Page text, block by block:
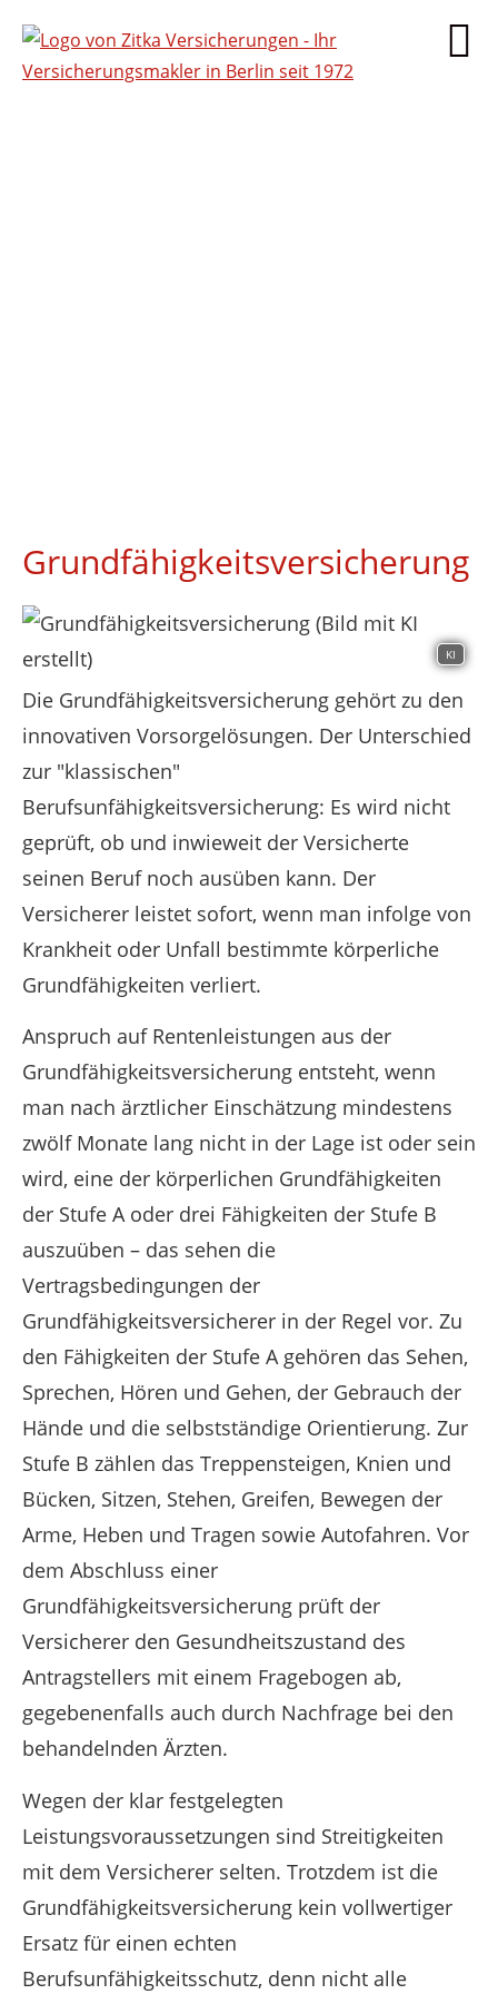
Grundfähigkeitsversicherung
KI
Die Grundfähigkeitsversicherung gehört zu den
innovativen Vorsorgelösungen. Der Unterschied
zur "klassischen"
Berufsunfähigkeitsversicherung: Es wird nicht
geprüft, ob und inwieweit der Versicherte
seinen Beruf noch ausüben kann. Der
Versicherer leistet sofort, wenn man infolge von
Krankheit oder Unfall bestimmte körperliche
Grundfähigkeiten verliert.
Anspruch auf Rentenleistungen aus der
Grundfähigkeitsversicherung entsteht, wenn
man nach ärztlicher Einschätzung mindestens
zwölf Monate lang nicht in der Lage ist oder sein
wird, eine der körperlichen Grundfähigkeiten
der Stufe A oder drei Fähigkeiten der Stufe B
auszuüben – das sehen die
Vertragsbedingungen der
Grundfähigkeitsversicherer in der Regel vor. Zu
den Fähigkeiten der Stufe A gehören das Sehen,
Sprechen, Hören und Gehen, der Gebrauch der
Hände und die selbstständige Orientierung. Zur
Stufe B zählen das Treppensteigen, Knien und
Bücken, Sitzen, Stehen, Greifen, Bewegen der
Arme, Heben und Tragen sowie Autofahren. Vor
dem Abschluss einer
Grundfähigkeitsversicherung prüft der
Versicherer den Gesundheitszustand des
Antragstellers mit einem Fragebogen ab,
gegebenenfalls auch durch Nachfrage bei den
behandelnden Ärzten.
Wegen der klar festgelegten
Leistungsvoraussetzungen sind Streitigkeiten
mit dem Versicherer selten. Trotzdem ist die
Grundfähigkeitsversicherung kein vollwertiger
Ersatz für einen echten
Berufsunfähigkeitsschutz, denn nicht alle